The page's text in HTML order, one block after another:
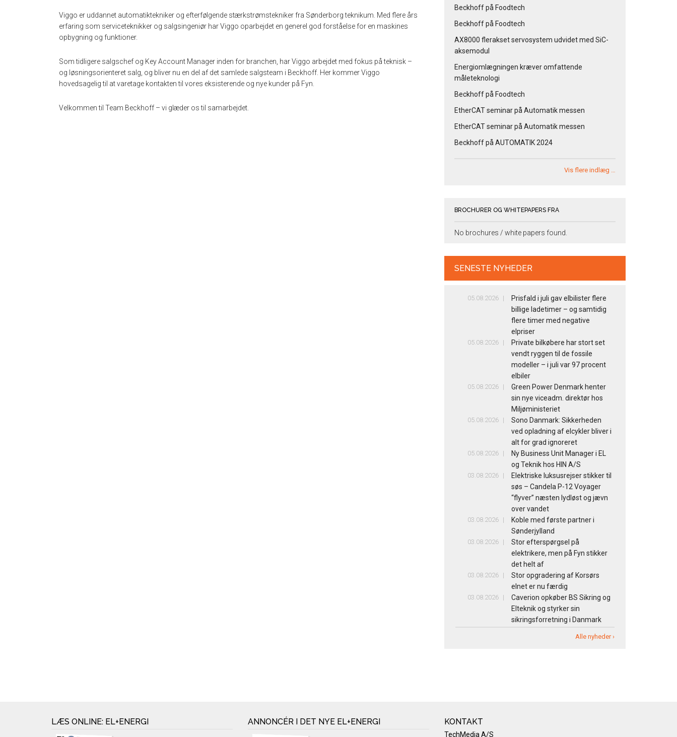
Viggo er uddannet automatiktekniker og efterfølgende stærkstrømstekniker fra Sønderborg teknikum. Med flere års
erfaring som serviceteknikker og salgsingeniør har Viggo oparbejdet en generel god forståelse for en maskines
opbygning og funktioner.
Som tidligere salgschef og Key Account Manager inden for branchen, har Viggo arbejdet med fokus på teknisk –
og løsningsorienteret salg, og bliver nu en del af det samlede salgsteam i Beckhoff. Her kommer Viggo
hovedsagelig til at varetage kontakten til vores eksisterende og nye kunder på Fyn.
Velkommen til Team Beckhoff – vi glæder os til samarbejdet.
Beckhoff på Foodtech
Beckhoff på Foodtech
AX8000 flerakset servosystem udvidet med SiC-
aksemodul
Energiomlægningen kræver omfattende
måleteknologi
Beckhoff på Foodtech
EtherCAT seminar på Automatik messen
EtherCAT seminar på Automatik messen
Beckhoff på AUTOMATIK 2024
Vis flere indlæg …
BROCHURER OG WHITEPAPERS FRA
No brochures / white papers found.
SENESTE NYHEDER
05.08.2026
Prisfald i juli gav elbilister flere
billige ladetimer – og samtidig
flere timer med negative
elpriser
05.08.2026
Private bilkøbere har stort set
vendt ryggen til de fossile
modeller – i juli var 97 procent
elbiler
05.08.2026
Green Power Denmark henter
sin nye viceadm. direktør hos
Miljøministeriet
05.08.2026
Sono Danmark: Sikkerheden
ved opladning af elcykler bliver i
alt for grad ignoreret
05.08.2026
Ny Business Unit Manager i EL
og Teknik hos HIN A/S
03.08.2026
Elektriske luksusrejser stikker til
søs – Candela P-12 Voyager
“flyver” næsten lydløst og jævn
over vandet
03.08.2026
Koble med første partner i
Sønderjylland
03.08.2026
Stor efterspørgsel på
elektrikere, men på Fyn stikker
det helt af
03.08.2026
Stor opgradering af Korsørs
elnet er nu færdig
03.08.2026
Caverion opkøber BS Sikring og
Elteknik og styrker sin
sikringsforretning i Danmark
Alle nyheder ›
LÆS ONLINE: EL+ENERGI ANNONCÉR I DET NYE EL+ENERGI KONTAKT
TechMedia A/S